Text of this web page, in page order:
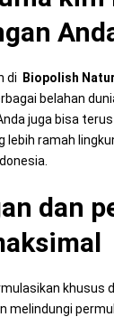
di Biopolish
belahan
juga bisa
lebih ramah
dan
khusus
melindungi